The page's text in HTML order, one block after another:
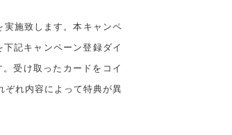
実施致します。本キャンペ
記キャンペーン登録ダイ
受け取ったカードをコイ
ぞれ内容によって特典が異